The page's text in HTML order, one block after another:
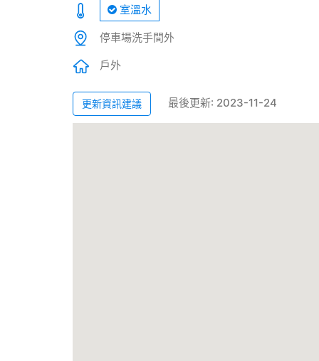
室溫水
停車場洗手間外
戶外
更新資訊建議 最後更新: 2023-11-24